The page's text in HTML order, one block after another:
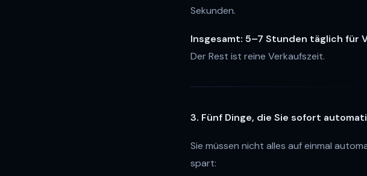
Sekunden.
Insgesamt: 5–7 Stunden täglich für
Der Rest ist reine Verkaufszeit.
3. Fünf Dinge, die Sie sofort
Sie müssen nicht alles auf einmal
spart: